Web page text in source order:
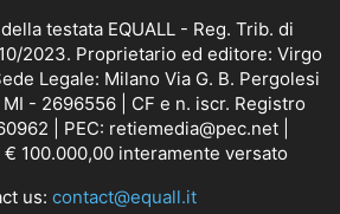
testata EQUALL - Reg. Trib. di
2023. Proprietario ed editore: Virgo
Legale: Milano Via G. B. Pergolesi
- 2696556 | CF e n. iscr. Registro
| PEC: retiemedia@pec.net |
100.000,00 interamente versato
us: contact@equall.it